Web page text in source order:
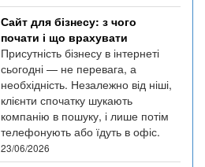
Сайт для бізнесу: з чого
почати і що врахувати
Присутність бізнесу в інтернеті
сьогодні — не перевага, а
необхідність. Незалежно від ніші,
клієнти спочатку шукають
компанію в пошуку, і лише потім
телефонують або їдуть в офіс.
23/06/2026